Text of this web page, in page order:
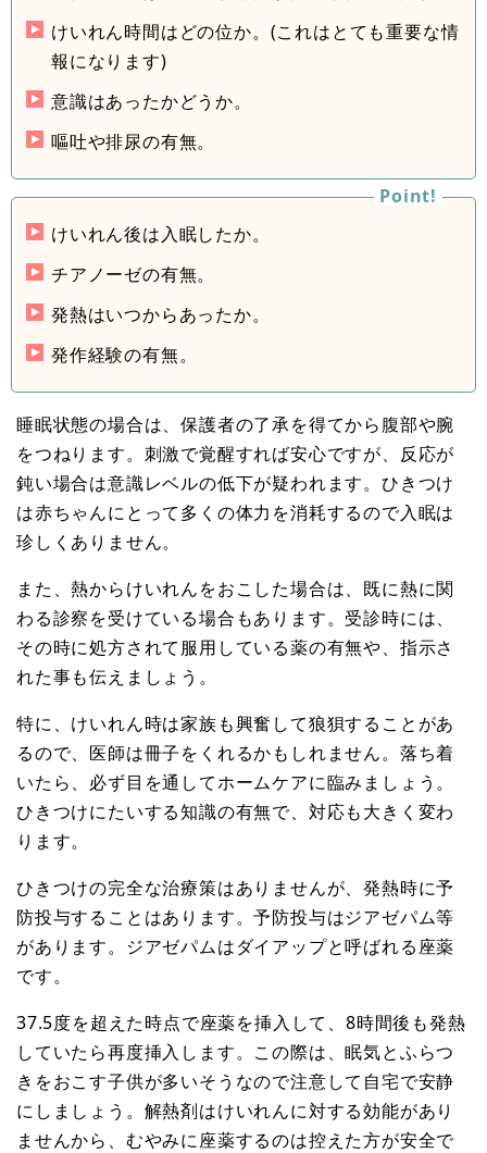
けいれん時間はどの位か。(これはとても重要な情
報になります)
意識はあったかどうか。
嘔吐や排尿の有無。
けいれん後は入眠したか。
チアノーゼの有無。
発熱はいつからあったか。
発作経験の有無。
睡眠状態の場合は、保護者の了承を得てから腹部や腕
をつねります。刺激で覚醒すれば安心ですが、反応が
鈍い場合は意識レベルの低下が疑われます。ひきつけ
は赤ちゃんにとって多くの体力を消耗するので入眠は
珍しくありません。
また、熱からけいれんをおこした場合は、既に熱に関
わる診察を受けている場合もあります。受診時には、
その時に処方されて服用している薬の有無や、指示さ
れた事も伝えましょう。
特に、けいれん時は家族も興奮して狼狽することがあ
るので、医師は冊子をくれるかもしれません。落ち着
いたら、必ず目を通してホームケアに臨みましょう。
ひきつけにたいする知識の有無で、対応も大きく変わ
ります。
ひきつけの完全な治療策はありませんが、発熱時に予
防投与することはあります。予防投与はジアゼパム等
があります。ジアゼパムはダイアップと呼ばれる座薬
です。
37.5度を超えた時点で座薬を挿入して、8時間後も発熱
していたら再度挿入します。この際は、眠気とふらつ
きをおこす子供が多いそうなので注意して自宅で安静
にしましょう。解熱剤はけいれんに対する効能があり
ませんから、むやみに座薬するのは控えた方が安全で